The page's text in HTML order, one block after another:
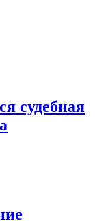
судебная